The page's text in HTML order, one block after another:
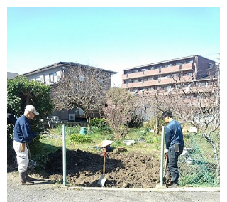
5月 2018 (1)
4月 2018 (2)
3月 2018 (3)
2月 2018 (2)
1月 2018 (2)
12月 2017 (2)